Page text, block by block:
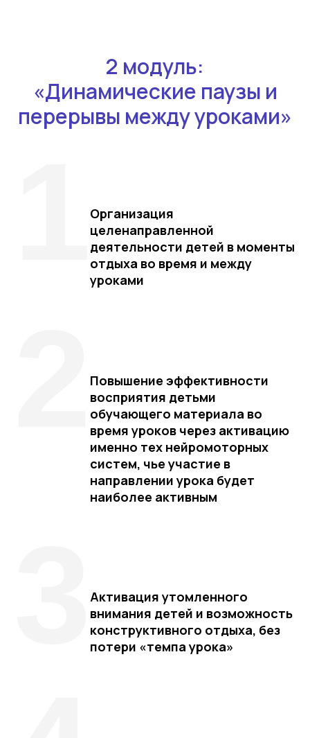
2 модуль:
«Динамические паузы и
перерывы между уроками»
Организация
целенаправленной
деятельности детей в моменты
отдыха во время и между
уроками
Повышение эффективности
восприятия детьми
обучающего материала во
время уроков через активацию
именно тех нейромоторных
систем, чье участие в
направлении урока будет
наиболее активным
Активация утомленного
внимания детей и возможность
конструктивного отдыха, без
потери «темпа урока»
3